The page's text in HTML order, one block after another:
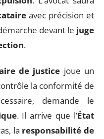
avec précision et
devant le juge
.
de justice joue un
la conformité de
demande le
. Il arrive que l’État
la responsabilité de